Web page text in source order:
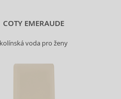
COTY EMERAUDE
kolínská voda pro ženy